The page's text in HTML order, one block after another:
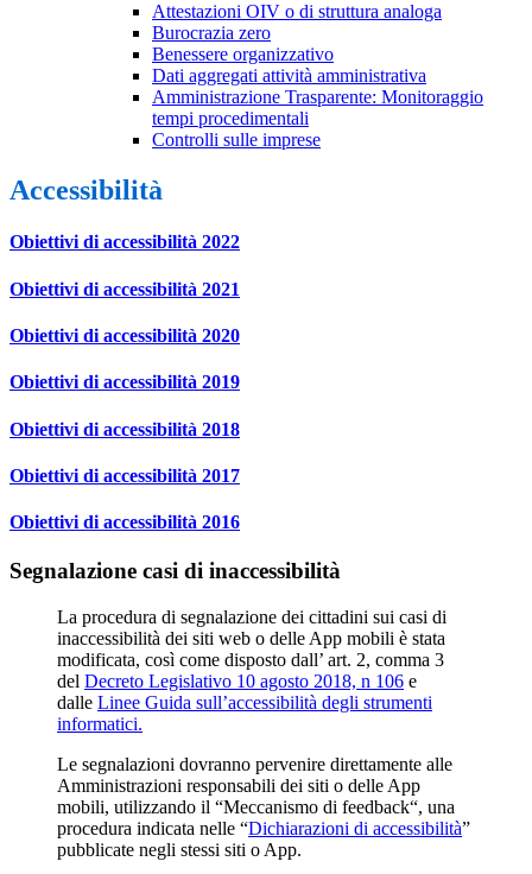
Attestazioni OIV o di struttura analoga
Burocrazia zero
Benessere organizzativo
Dati aggregati attività amministrativa
Amministrazione Trasparente: Monitoraggio
tempi procedimentali
Controlli sulle imprese
Accessibilità
Obiettivi di accessibilità 2022
Obiettivi di accessibilità 2021
Obiettivi di accessibilità 2020
Obiettivi di accessibilità 2019
Obiettivi di accessibilità 2018
Obiettivi di accessibilità 2017
Obiettivi di accessibilità 2016
Segnalazione casi di inaccessibilità
La procedura di segnalazione dei cittadini sui casi di
inaccessibilità dei siti web o delle App mobili è stata
modificata, così come disposto dall’ art. 2, comma 3
del Decreto Legislativo 10 agosto 2018, n 106 e
dalle Linee Guida sull’accessibilità degli strumenti
informatici.
Le segnalazioni dovranno pervenire direttamente alle
Amministrazioni responsabili dei siti o delle App
mobili, utilizzando il “Meccanismo di feedback“, una
procedura indicata nelle “Dichiarazioni di accessibilità”
pubblicate negli stessi siti o App.